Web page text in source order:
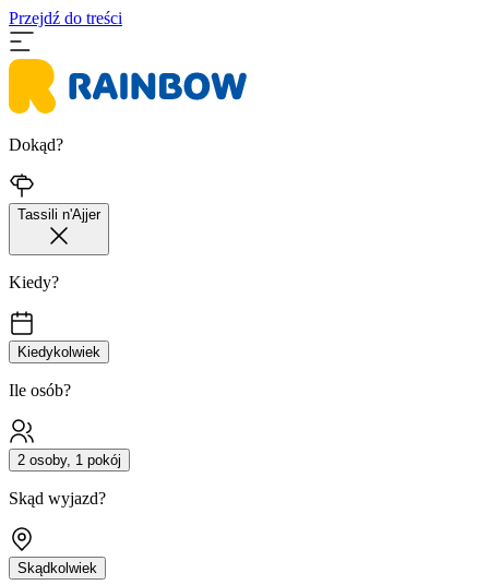
Przejdź do treści
Dokąd?
Tassili n'Ajjer
Kiedy?
Kiedykolwiek
Ile osób?
2 osoby, 1 pokój
Skąd wyjazd?
Skądkolwiek